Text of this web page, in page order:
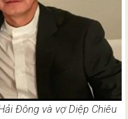
Đông và vợ Diệp Chiêu